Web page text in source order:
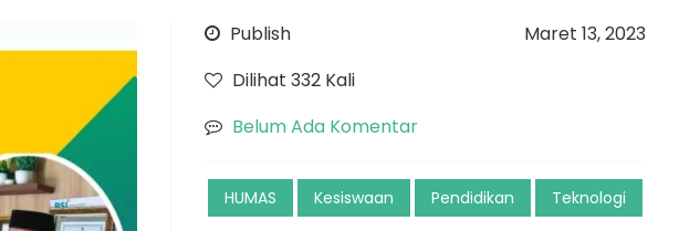
Publish
Maret 13, 2023
Dilihat 332 Kali
Belum Ada Komentar
HUMAS Kesiswaan Pendidikan Teknologi